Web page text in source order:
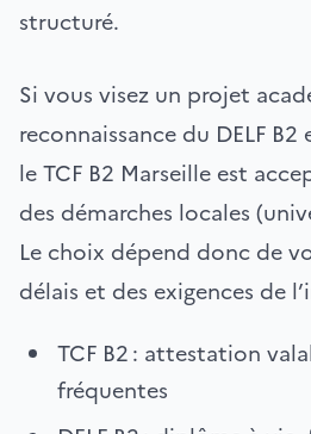
structuré.
Si vous visez un projet
reconnaissance du DELF
le TCF B2 Marseille est
des démarches locales
Le choix dépend donc de
délais et des exigences de
TCF B2 : attestation
fréquentes